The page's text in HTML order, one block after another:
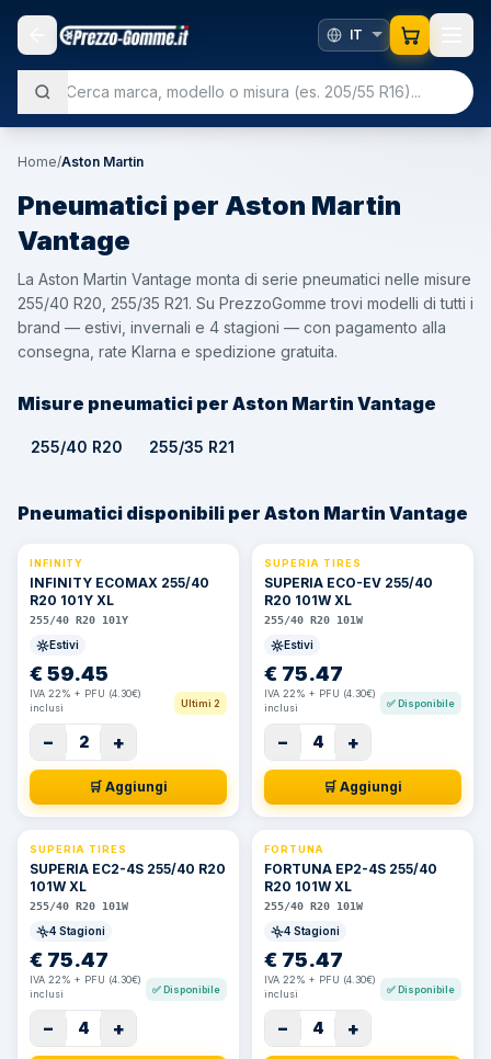
Home/Aston Martin
Pneumatici per Aston Martin
Vantage
La Aston Martin Vantage monta di serie pneumatici nelle misure
255/40 R20, 255/35 R21. Su PrezzoGomme trovi modelli di tutti i
brand — estivi, invernali e 4 stagioni — con pagamento alla
consegna, rate Klarna e spedizione gratuita.
Misure pneumatici per Aston Martin Vantage
255/40 R20 255/35 R21
Pneumatici disponibili per Aston Martin Vantage
INFINITY
INFINITY ECOMAX 255/40
R20 101Y XL
255/40 R20 101Y
Estivi
€59.45
IVA 22% + PFU (4.30€)
inclusi
Ultimi 2
− 2 +
🛒 Aggiungi
SUPERIA TIRES
SUPERIA ECO-EV 255/40
R20 101W XL
255/40 R20 101W
Estivi
€ 75.47
IVA 22% + PFU (4.30€)
inclusi
✅Disponibile
− 4 +
🛒 Aggiungi
SUPERIA TIRES
SUPERIA EC2-4S 255/40 R20
101W XL
255/40 R20 101W
4 Stagioni
€ 75.47
IVA 22% + PFU (4.30€)
inclusi
✅Disponibile
− 4 +
FORTUNA
FORTUNA EP2-4S 255/40
R20 101W XL
255/40 R20 101W
4 Stagioni
€ 75.47
IVA 22% + PFU (4.30€)
inclusi
✅Disponibile
− 4 +